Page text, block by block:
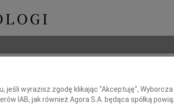
Imię i
jeśli wyrazisz zgodę klikając "Akceptuję",
IAB, jak również Agora S.A. będąca spółką